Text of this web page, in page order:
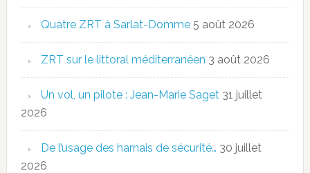
Quatre ZRT à Sarlat-Domme 5 août 2026
ZRT sur le littoral méditerranéen 3 août 2026
Un vol, un pilote : Jean-Marie Saget 31 juillet
2026
De l’usage des harnais de sécurité… 30 juillet
2026